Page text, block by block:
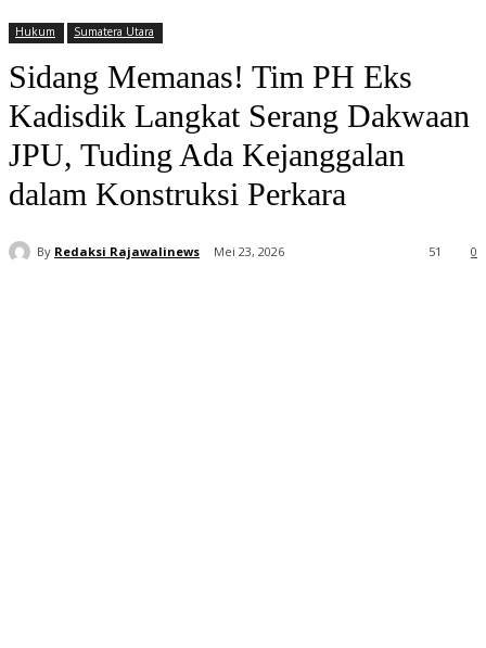
Hukum Sumatera Utara
Sidang Memanas! Tim PH Eks
Kadisdik Langkat Serang Dakwaan
JPU, Tuding Ada Kejanggalan
dalam Konstruksi Perkara
By Redaksi Rajawalinews Mei 23, 2026 0
51